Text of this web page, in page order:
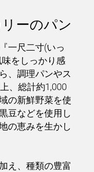
ーのパン
一尺二寸(いっ
をしっかり感
、調理パンやス
、総計約1,000
の新鮮野菜を使
豆などを使用し
の恵みを生かし
え、種類の豊富